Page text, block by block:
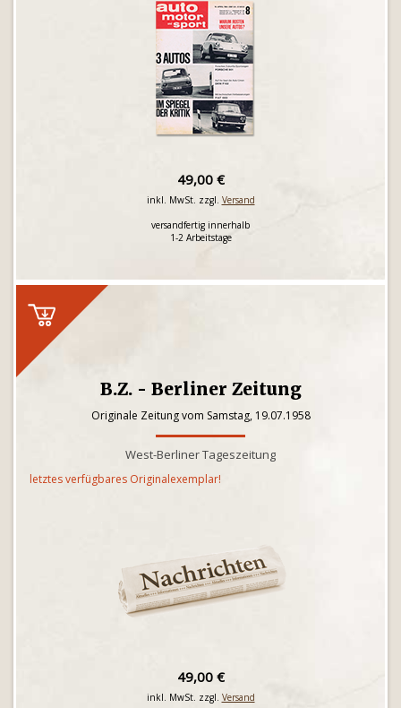
49,00 €
inkl. MwSt. zzgl. Versand
versandfertig innerhalb
1-2 Arbeitstage
B.Z. - Berliner Zeitung
Originale Zeitung vom Samstag, 19.07.1958
West-Berliner Tageszeitung
letztes verfügbares Originalexemplar!
49,00 €
inkl. MwSt. zzgl. Versand